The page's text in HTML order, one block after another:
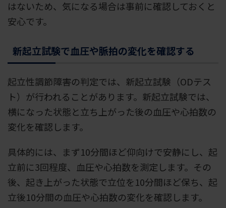
はないため、気になる場合は事前に確認しておくと
安心です。
新起立試験で血圧や脈拍の変化を確認する
起立性調節障害の判定では、新起立試験（ODテス
ト）が行われることがあります。新起立試験では、
横になった状態と立ち上がった後の血圧や心拍数の
変化を確認します。
具体的には、まず10分間ほど仰向けで安静にし、起
立前に3回程度、血圧や心拍数を測定します。その
後、起き上がった状態で立位を10分間ほど保ち、起
立後10分間の血圧や心拍数の変化を確認します。